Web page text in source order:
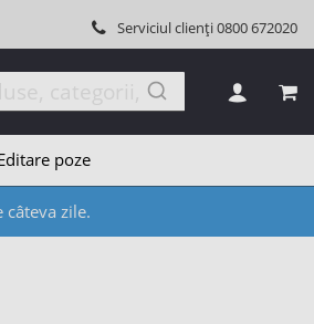
Serviciul clienți0800 672020
poze
zile.